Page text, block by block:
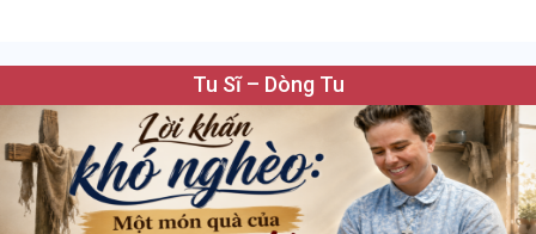
Tu Sĩ – Dòng Tu